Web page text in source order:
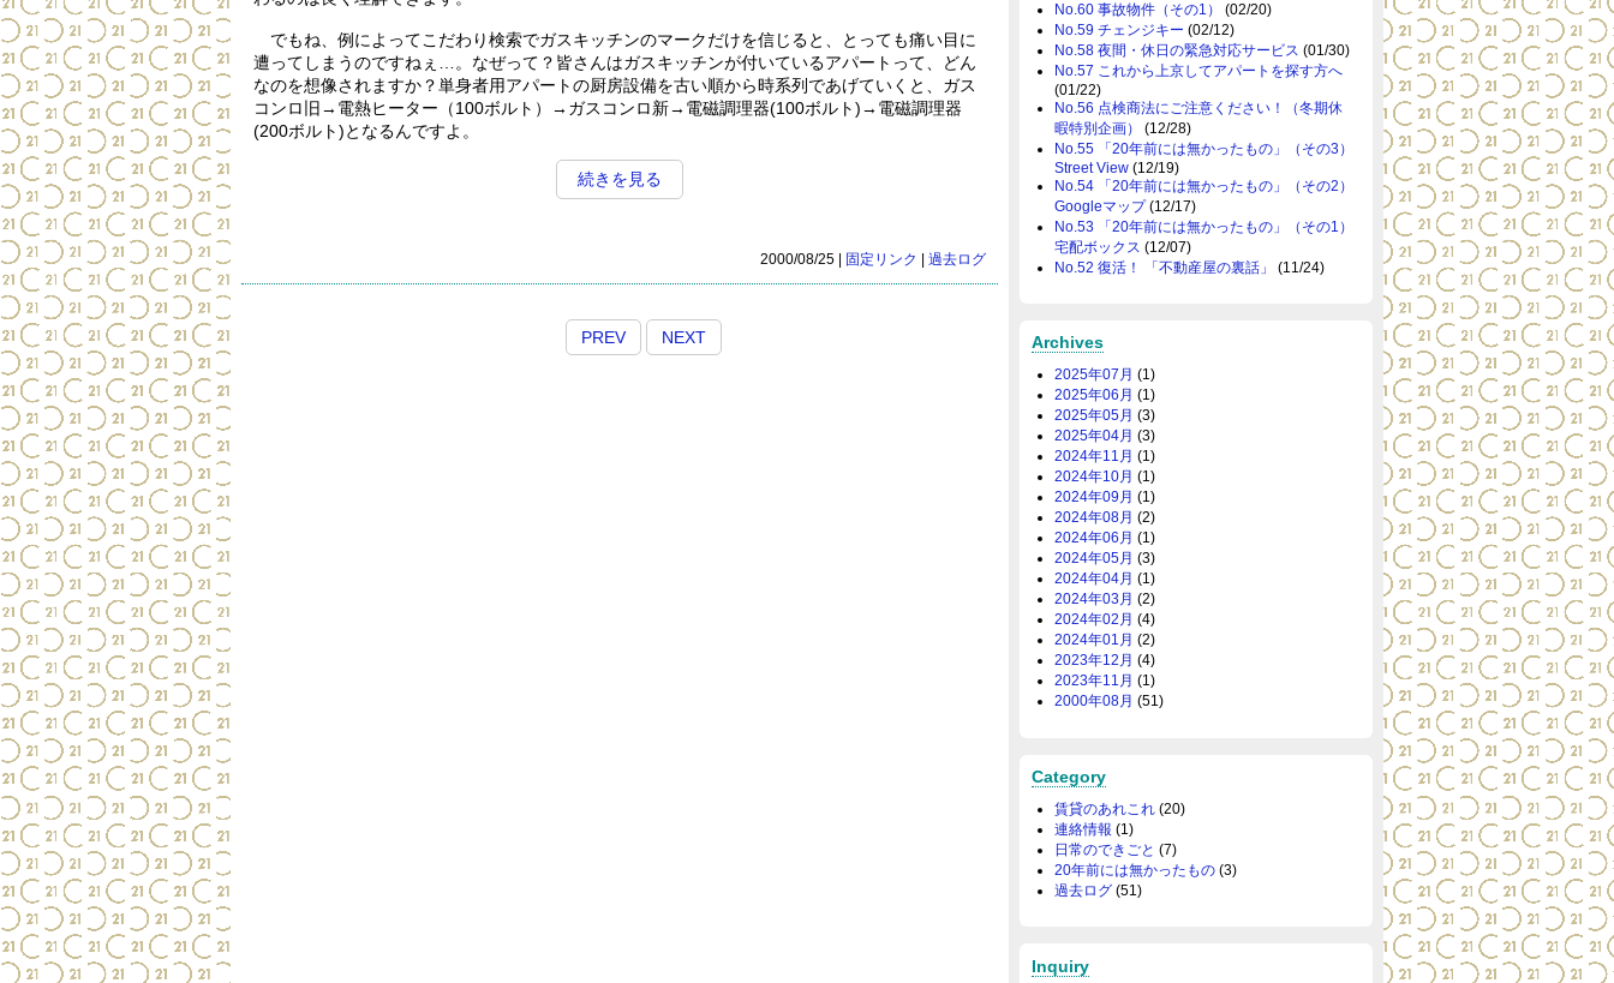
でもね、例によってこだわり検索でガスキッチンのマークだけを信じると、とっても痛い目に
遭ってしまうのですねぇ…。なぜって？皆さんはガスキッチンが付いているアパートって、どん
なのを想像されますか？単身者用アパートの厨房設備を古い順から時系列であげていくと、ガス
コンロ旧→電熱ヒーター（100ボルト）→ガスコンロ新→電磁調理器(100ボルト)→電磁調理器
(200ボルト)となるんですよ。
続きを見る
2000/08/25 | 固定リンク 過去ログ
PREV NEXT
No.60 事故物件（その1）
(02/20)
No.59 チェンジキー (02/12)
No.58 夜間・休日の緊急対応サービス (01/30)
No.57 これから上京してアパートを探す方へ
(01/22)
No.56 点検商法にご注意ください！（冬期休
暇特別企画）
(12/28)
No.55 「20年前には無かったもの」（その3）
Street View (12/19)
No.54 「20年前には無かったもの」（その2）
Googleマップ(12/17)
No.53 「20年前には無かったもの」（その1）
宅配ボックス (12/07)
No.52 復活！ 「不動産屋の裏話」
(11/24)
Archives
2025年07月 (1)
2025年06月 (1)
2025年05月 (3)
2025年04月 (3)
2024年11月 (1)
2024年10月 (1)
2024年09月 (1)
2024年08月 (2)
2024年06月 (1)
2024年05月 (3)
2024年04月 (1)
2024年03月 (2)
2024年02月 (4)
2024年01月 (2)
2023年12月 (4)
2023年11月 (1)
2000年08月 (51)
Category
賃貸のあれこれ (20)
連絡情報 (1)
日常のできごと (7)
20年前には無かったもの (3)
過去ログ (51)
Inquiry